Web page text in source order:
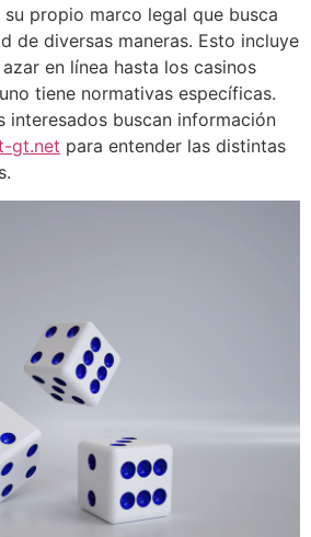
propio marco legal que busca
de diversas maneras. Esto incluye
en línea hasta los casinos
tiene normativas específicas.
interesados buscan información
gt.net para entender las distintas